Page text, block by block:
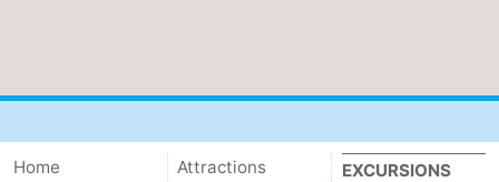
Home
Attractions
EXCURSIONS